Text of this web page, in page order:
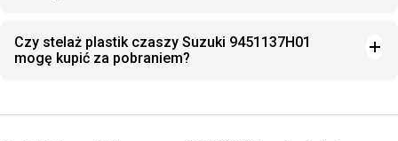
Czy stelaż plastik czaszy Suzuki 9451137H01
mogę kupić za pobraniem?